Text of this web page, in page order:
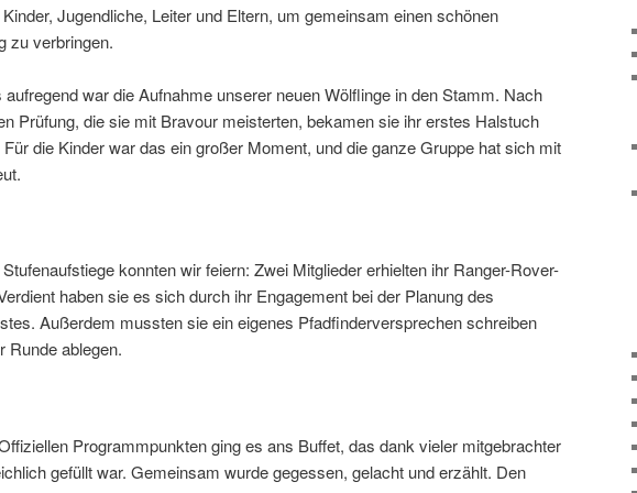
Jugendliche, Leiter und Eltern, um gemeinsam einen schönen
zu verbringen.
aufregend war die Aufnahme unserer neuen Wölflinge in den Stamm. Nach
Prüfung, die sie mit Bravour meisterten, bekamen sie ihr erstes Halstuch
Für die Kinder war das ein großer Moment, und die ganze Gruppe hat sich mit
konnten wir feiern: Zwei Mitglieder erhielten ihr Ranger-Rover-
haben sie es sich durch ihr Engagement bei der Planung des
Außerdem mussten sie ein eigenes Pfadfinderversprechen schreiben
Runde ablegen.
Programmpunkten ging es ans Buffet, das dank vieler mitgebrachter
gefüllt war. Gemeinsam wurde gegessen, gelacht und erzählt. Den